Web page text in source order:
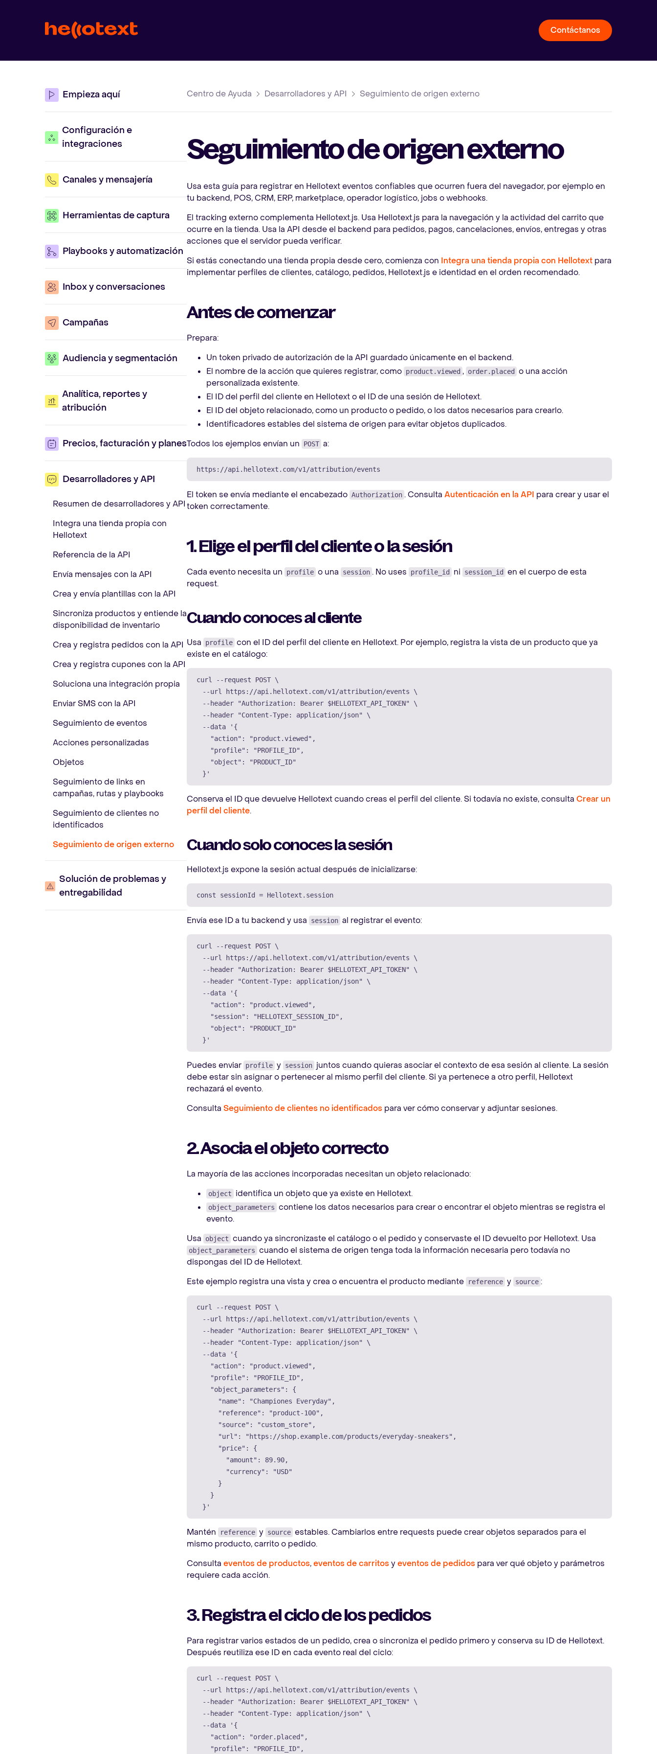
Contáctanos
Empieza aquí
Configuración e
integraciones
Canales y mensajería
Herramientas de captura
Playbooks y automatización
Inbox y conversaciones
Campañas
Audiencia y segmentación
Analítica, reportes y
atribución
Precios, facturación y planes
Desarrolladores y API
Resumen de desarrolladores y API
Integra una tienda propia con
Hellotext
Referencia de la API
Envía mensajes con la API
Crea y envía plantillas con la API
Sincroniza productos y entiende la
disponibilidad de inventario
Crea y registra pedidos con la API
Crea y registra cupones con la API
Soluciona una integración propia
Enviar SMS con la API
Seguimiento de eventos
Acciones personalizadas
Objetos
Seguimiento de links en
campañas, rutas y playbooks
Seguimiento de clientes no
identificados
Seguimiento de origen externo
Solución de problemas y
entregabilidad
Centro de Ayuda Desarrolladores y API Seguimiento de origen externo
Seguimiento de origen externo
Usa esta guía para registrar en Hellotext eventos confiables que ocurren fuera del navegador, por ejemplo en
tu backend, POS, CRM, ERP, marketplace, operador logístico, jobs o webhooks.
El tracking externo complementa Hellotext.js. Usa Hellotext.js para la navegación y la actividad del carrito que
ocurre en la tienda. Usa la API desde el backend para pedidos, pagos, cancelaciones, envíos, entregas y otras
acciones que el servidor pueda verificar.
Si estás conectando una tienda propia desde cero, comienza con Integra una tienda propia con Hellotext para
implementar perfiles de clientes, catálogo, pedidos, Hellotext.js e identidad en el orden recomendado.
Antes de comenzar
Prepara:
Un token privado de autorización de la API guardado únicamente en el backend.
El nombre de la acción que quieres registrar, como product.viewed , order.placed
o una acción
personalizada existente.
El ID del perfil del cliente en Hellotext o el ID de una sesión de Hellotext.
El ID del objeto relacionado, como un producto o pedido, o los datos necesarios para crearlo.
Identificadores estables del sistema de origen para evitar objetos duplicados.
Todos los ejemplos envían un
POST a:
El token se envía mediante el encabezado Authorization . Consulta Autenticación en la API para crear y usar el
token correctamente.
1. Elige el perfil del cliente o la sesión
Cada evento necesita un profile o una session . No uses profile_id ni session_id
en el cuerpo de esta
request.
Cuando conoces al cliente
Usa profile con el ID del perfil del cliente en Hellotext. Por ejemplo, registra la vista de un producto que ya
existe en el catálogo:
curl --request POST \
--url
https://api.hellotext.com/v1/attribution/events \
--header
"Authorization: Bearer $HELLOTEXT_API_TOKEN"
\
--header
"Content-Type: application/json"
\
--data
'{
    "action": "product.viewed",
    "profile": "PROFILE_ID",
    "object": "PRODUCT_ID"
  }'
Conserva el ID que devuelve Hellotext cuando creas el perfil del cliente. Si todavía no existe, consulta Crear un
perfil del cliente.
Cuando solo conoces la sesión
Hellotext.js expone la sesión actual después de inicializarse:
const sessionId = Hellotext . session
Envía ese ID a tu backend y usa session al registrar el evento:
curl --request POST \
--url
https://api.hellotext.com/v1/attribution/events \
--header
"Authorization: Bearer $HELLOTEXT_API_TOKEN"
\
--header
"Content-Type: application/json"
\
--data
'{
    "action": "product.viewed",
    "session": "HELLOTEXT_SESSION_ID",
    "object": "PRODUCT_ID"
  }'
Puedes enviar profile y session juntos cuando quieras asociar el contexto de esa sesión al cliente. La sesión
debe estar sin asignar o pertenecer al mismo perfil del cliente. Si ya pertenece a otro perfil, Hellotext
rechazará el evento.
Consulta Seguimiento de clientes no identificados para ver cómo conservar y adjuntar sesiones.
2. Asocia el objeto correcto
La mayoría de las acciones incorporadas necesitan un objeto relacionado:
object identifica un objeto que ya existe en Hellotext.
object_parameters contiene los datos necesarios para crear o encontrar el objeto mientras se registra el
evento.
Usa
object cuando ya sincronizaste el catálogo o el pedido y conservaste el ID devuelto por Hellotext. Usa
object_parameters cuando el sistema de origen tenga toda la información necesaria pero todavía no
dispongas del ID de Hellotext.
Este ejemplo registra una vista y crea o encuentra el producto mediante
reference y source :
curl --request POST \
--url
https://api.hellotext.com/v1/attribution/events \
--header
"Authorization: Bearer $HELLOTEXT_API_TOKEN"
\
--header
"Content-Type: application/json"
\
--data
'{
    "action": "product.viewed",
    "profile": "PROFILE_ID",
    "object_parameters": {
      "name": "Championes Everyday",
      "reference": "product-100",
      "source": "custom_store",
      "url": "https://shop.example.com/products/everyday-sneakers",
      "price": {
        "amount": 89.90,
        "currency": "USD"
      }
    }
  }'
Mantén reference y source estables. Cambiarlos entre requests puede crear objetos separados para el
mismo producto, carrito o pedido.
Consulta eventos de productos,eventos de carritos yeventos de pedidos para ver qué objeto y parámetros
requiere cada acción.
3. Registra el ciclo de los pedidos
Para registrar varios estados de un pedido, crea o sincroniza el pedido primero y conserva su ID de Hellotext.
Después reutiliza ese ID en cada evento real del ciclo:
curl --request POST \
--url
https://api.hellotext.com/v1/attribution/events \
--header
"Authorization: Bearer $HELLOTEXT_API_TOKEN"
\
--header
"Content-Type: application/json"
\
--data
'{
    "action": "order.placed",
    "profile": "PROFILE_ID",